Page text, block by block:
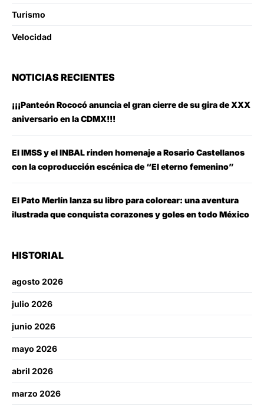
Turismo
Velocidad
NOTICIAS RECIENTES
¡¡¡Panteón Rococó anuncia el gran cierre de su gira de XXX
aniversario en la CDMX!!!
El IMSS y el INBAL rinden homenaje a Rosario Castellanos
con la coproducción escénica de “El eterno femenino”
El Pato Merlín lanza su libro para colorear: una aventura
ilustrada que conquista corazones y goles en todo México
HISTORIAL
agosto 2026
julio 2026
junio 2026
mayo 2026
abril 2026
marzo 2026